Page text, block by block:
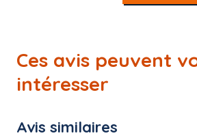
Ces avis peuvent
intéresser
Avis similaires